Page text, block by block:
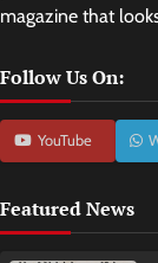
magazine that
Follow Us On:
YouTube
Featured News